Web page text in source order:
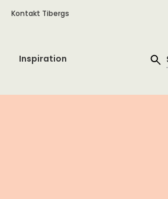
Kontakt Tibergs
Inspiration